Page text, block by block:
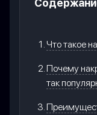
Что такое
Почему
так